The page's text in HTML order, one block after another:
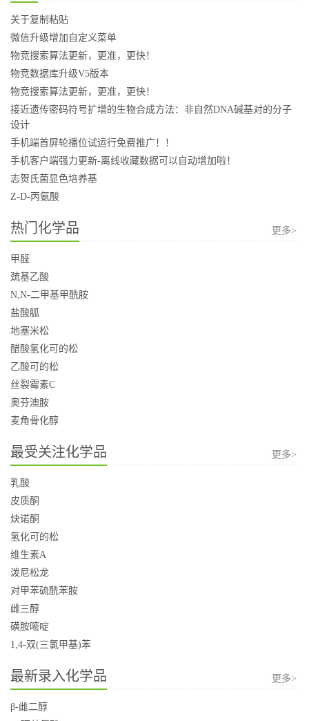
关于复制粘贴
微信升级增加自定义菜单
物竞搜索算法更新，更准，更快！
物竞数据库升级V5版本
物竞搜索算法更新，更准，更快！
接近遗传密码符号扩增的生物合成方法：非自然DNA碱基对的分子
设计
手机端首屏轮播位试运行免费推广！！
手机客户端强力更新-离线收藏数据可以自动增加啦！
志贺氏菌显色培养基
Z-D-丙氨酸
热门化学品 更多>
甲醛
巯基乙酸
N,N-二甲基甲酰胺
盐酸胍
地塞米松
醋酸氢化可的松
乙酸可的松
丝裂霉素C
奥芬澳胺
麦角骨化醇
最受关注化学品 更多>
乳酸
皮质酮
炔诺酮
氢化可的松
维生素A
泼尼松龙
对甲苯硫酰苯胺
雌三醇
磺胺嘧啶
1,4-双(三氯甲基)苯
最新录入化学品 更多>
β-雌二醇